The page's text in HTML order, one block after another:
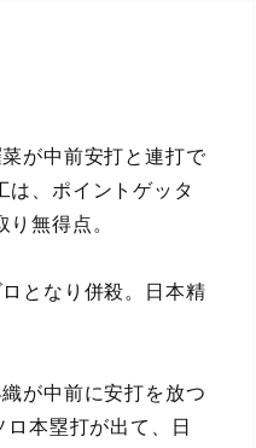
が中前安打と連打で
は、ポイントゲッタ
無得点。
となり併殺。日本精
が中前に安打を放つ
本塁打が出て、日